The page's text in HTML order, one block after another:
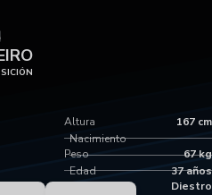
Altura 167 cm
Peso 67 kg
Pie dominante Diestro
Nacimiento
Edad 37 años